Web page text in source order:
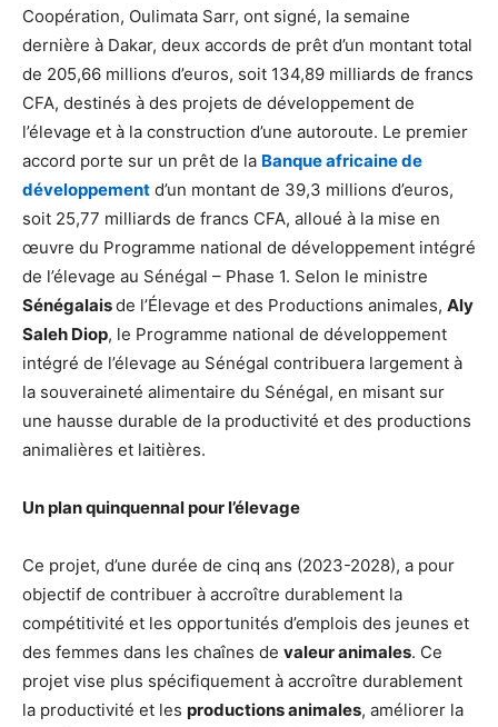
Coopération, Oulimata Sarr, ont signé, la semaine
dernière à Dakar, deux accords de prêt d’un montant total
de 205,66 millions d’euros, soit 134,89 milliards de francs
CFA, destinés à des projets de développement de
l’élevage et à la construction d’une autoroute. Le premier
accord porte sur un prêt de la Banque africaine de
développement d’un montant de 39,3 millions d’euros,
soit 25,77 milliards de francs CFA, alloué à la mise en
œuvre du Programme national de développement intégré
de l’élevage au Sénégal – Phase 1. Selon le ministre
Sénégalaisde l’Élevage et des Productions animales, Aly
Saleh Diop, le Programme national de développement
intégré de l’élevage au Sénégal contribuera largement à
la souveraineté alimentaire du Sénégal, en misant sur
une hausse durable de la productivité et des productions
animalières et laitières.
Un plan quinquennal pour l’élevage
Ce projet, d’une durée de cinq ans (2023-2028), a pour
objectif de contribuer à accroître durablement la
compétitivité et les opportunités d’emplois des jeunes et
des femmes dans les chaînes de valeur animales. Ce
projet vise plus spécifiquement à accroître durablement
la productivité et les productions animales, améliorer la